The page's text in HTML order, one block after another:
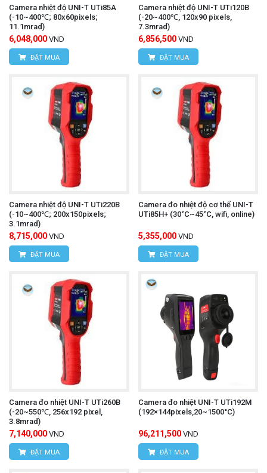
Camera nhiệt độ UNI-T UTi85A
(-10~400℃; 80x60pixels;
11.1mrad)
6,048,000 VND
ĐẶT MUA
Camera nhiệt độ UNI-T UTi120B
(-20~400℃, 120x90 pixels,
7.3mrad)
6,856,500 VND
ĐẶT MUA
Camera nhiệt độ UNI-T UTi220B
(-10~400℃; 200x150pixels;
3.1mrad)
8,715,000 VND
ĐẶT MUA
Camera đo nhiệt độ cơ thể UNI-T
UTi85H+ (30˚C~45˚C, wifi, online)
5,355,000 VND
ĐẶT MUA
Camera đo nhiệt UNI-T UTi260B
(-20~550℃, 256x192 pixel,
3.8mrad)
7,140,000 VND
ĐẶT MUA
Camera đo nhiệt UNI-T UTi192M
(192×144pixels,20~1500°C)
96,211,500 VND
ĐẶT MUA